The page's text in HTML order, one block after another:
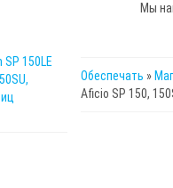
Мы
Обеспечать »
Aficio SP 150,